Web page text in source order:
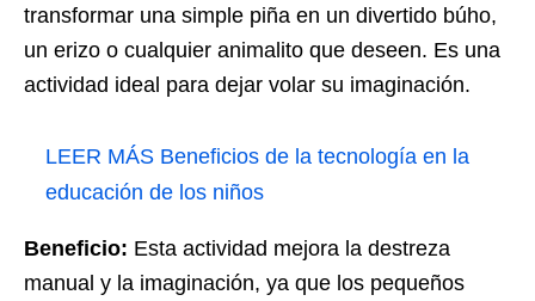
transformar una simple piña en un divertido búho,
un erizo o cualquier animalito que deseen. Es una
actividad ideal para dejar volar su imaginación.
LEER MÁS Beneficios de la tecnología en la
educación de los niños
Beneficio: Esta actividad mejora la destreza
manual y la imaginación, ya que los pequeños